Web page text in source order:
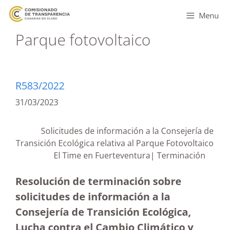
Menu
Parque fotovoltaico
R583/2022
31/03/2023
Solicitudes de información a la Consejería de
Transición Ecológica relativa al Parque Fotovoltaico
El Time en Fuerteventura| Terminación
Resolución de terminación sobre
solicitudes de información a la
Consejería de Transición Ecológica,
Lucha contra el Cambio Climático y